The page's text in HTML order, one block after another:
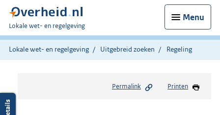
Menu
U
bent
hier:
Lokale wet- en regelgeving
Lokale wet- en regelgeving Uitgebreid zoeken Regeling
Permalink Printen